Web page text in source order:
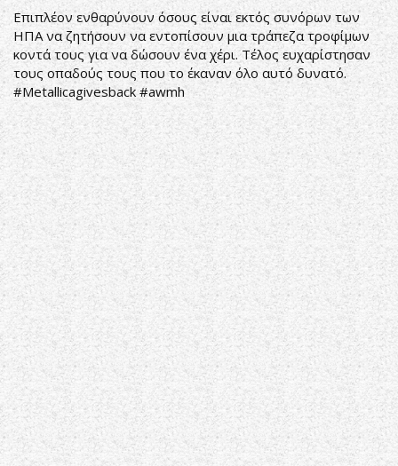
Επιπλέον ενθαρύνουν όσους είναι εκτός συνόρων των
ΗΠΑ να ζητήσουν να εντοπίσουν μια τράπεζα τροφίμων
κοντά τους για να δώσουν ένα χέρι. Τέλος ευχαρίστησαν
τους οπαδούς τους που το έκαναν όλο αυτό δυνατό.
#Metallicagivesback #awmh